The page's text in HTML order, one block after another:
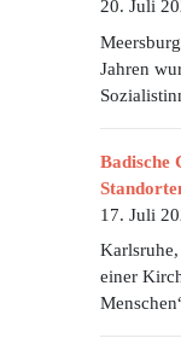
20. Juli
Jahren
Badische
17. Juli
einer